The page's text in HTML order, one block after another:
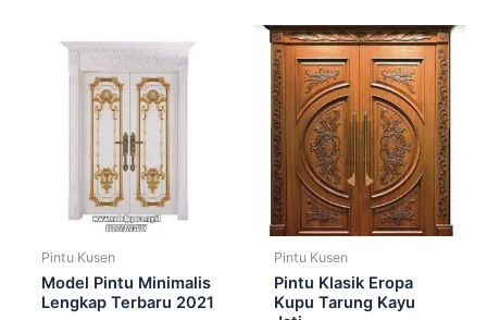
Pintu Kusen
Model Pintu Minimalis
Lengkap Terbaru 2021
Pintu Kusen
Pintu Klasik Eropa
Kupu Tarung Kayu